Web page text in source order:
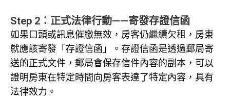
Step 2：正式法律行動——寄發存證信函
如果口頭或訊息催繳無效，房客仍繼續欠租，房東
就應該寄發「存證信函」。存證信函是透過郵局寄
送的正式文件，郵局會保存信件內容的副本，可以
證明房東在特定時間向房客表達了特定內容，具有
法律效力。